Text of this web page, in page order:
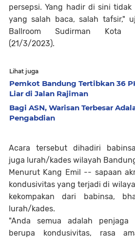
persepsi. Yang hadir di sini
yang salah baca, salah tafsir,"
Ballroom Sudirman Kota
(21/3/2023).
Lihat juga
Pemkot Bandung Tertibkan 36
Liar di Jalan Rajiman
Bagi ASN, Warisan Terbesar
Pengabdian
Acara tersebut dihadiri
juga lurah/kades wilayah
Menurut Kang Emil -- sapaan
kondusivitas yang terjadi di
kekompakan dari babinsa,
lurah/kades.
"Anda semua adalah
berupa kondusivitas, rasa